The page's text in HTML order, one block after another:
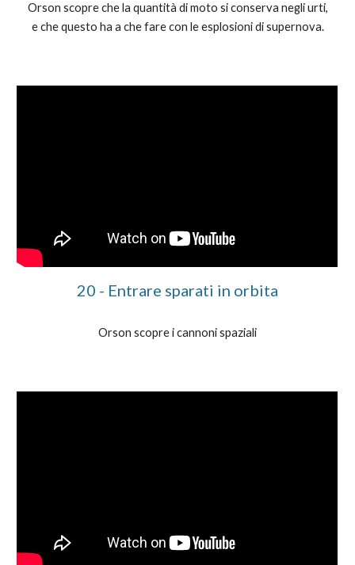
Orson scopre che la quantità di moto si conserva negli urti,
e che questo ha a che fare con le esplosioni di supernova.
20 - Entrare sparati in orbita
Orson scopre i cannoni spaziali